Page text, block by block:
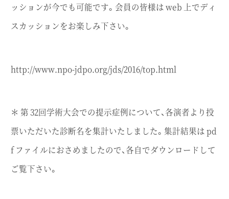
ッションが今でも可能です。会員の皆様は web 上でディ
スカッションをお楽しみ下さい。
http://www.npo-jdpo.org/jds/2016/top.html
＊ 第 32回学術大会での提示症例について、各演者より投
票いただいた診断名を集計いたしました。集計結果は pd
f ファイルにおさめましたので、各自でダウンロードして
ご覧下さい。